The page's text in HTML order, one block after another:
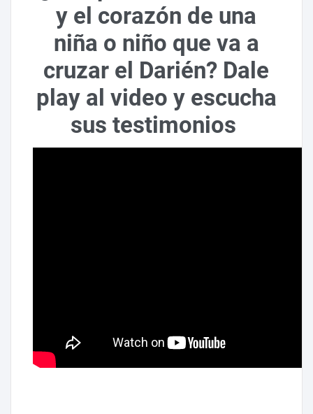
y el corazón de una
niña o niño que va a
cruzar el Darién? Dale
play al video y escucha
sus testimonios